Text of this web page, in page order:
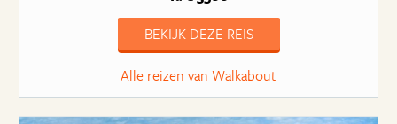
BEKIJK DEZE REIS
Alle reizen van Walkabout